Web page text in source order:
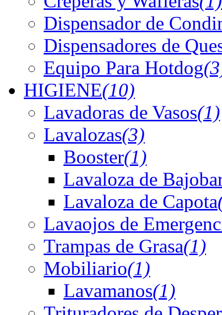
Dispensador de
Dispensadores de
Equipo Para Hotdog
HIGIENE(10)
Lavadoras de Vasos(1)
Lavalozas(3)
Booster(1)
Lavaloza de
Lavaloza de Capota
Lavaojos de
Trampas de Grasa(1)
Mobiliario(1)
Lavamanos(1)